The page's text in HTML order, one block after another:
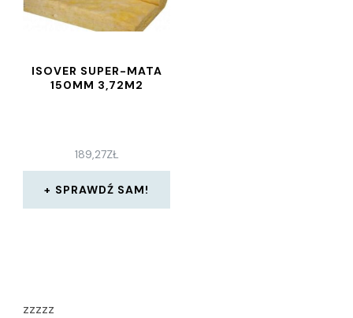
ISOVER SUPER-MATA
150MM 3,72M2
189,27ZŁ
SPRAWDŹ SAM!
zzzzz